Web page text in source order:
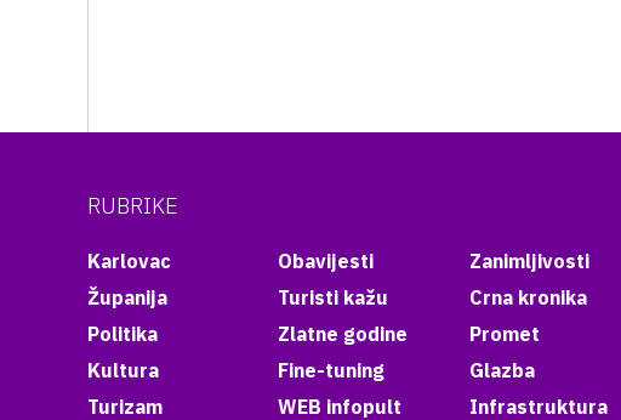
RUBRIKE
Karlovac
Županija
Politika
Kultura
Turizam
Obavijesti
Turisti kažu
Zlatne godine
Fine-tuning
WEB infopult
Zanimljivosti
Crna kronika
Promet
Glazba
Infrastruktura